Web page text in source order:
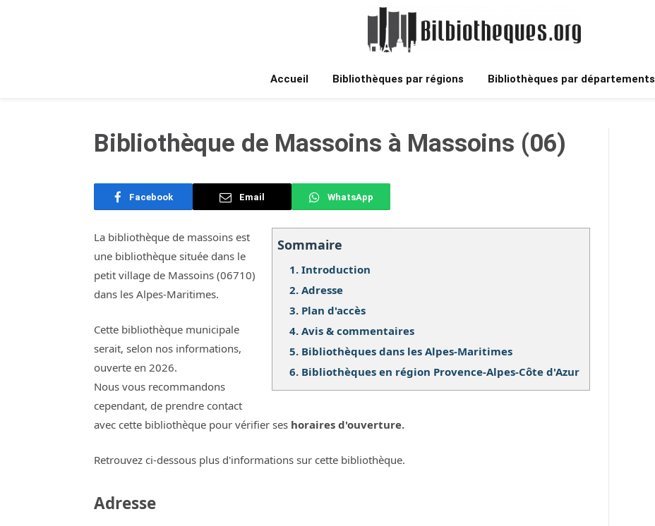
Accueil Bibliothèques par régions Bibliothèques par départements
Bibliothèque de Massoins à Massoins (06)
Facebook Email WhatsApp
Sommaire
1. Introduction
2. Adresse
3. Plan d'accès
4. Avis & commentaires
5. Bibliothèques dans les Alpes-Maritimes
6. Bibliothèques en région Provence-Alpes-Côte d'Azur
La bibliothèque de massoins est
une bibliothèque située dans le
petit village de Massoins (06710)
dans les Alpes-Maritimes.
Cette bibliothèque municipale
serait, selon nos informations,
ouverte en 2026.
Nous vous recommandons
cependant, de prendre contact
avec cette bibliothèque pour vérifier ses horaires d'ouverture.
Retrouvez ci-dessous plus d'informations sur cette bibliothèque.
Adresse